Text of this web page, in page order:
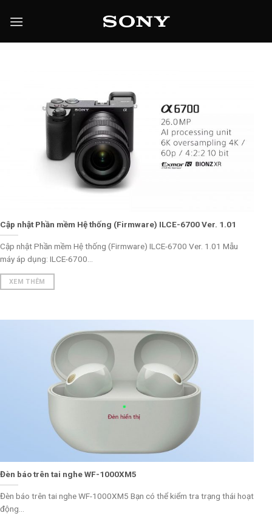
đến
Cập nhật Phần mềm Hệ thống (Firmware) ILCE-6700 Ver. 1.01
Cập nhật Phần mềm Hệ thống (Firmware) ILCE-6700 Ver. 1.01 Mẫu
máy áp dụng: ILCE-6700...
XEM THÊM
Đèn báo trên tai nghe WF-1000XM5
Đèn báo trên tai nghe WF-1000XM5 Bạn có thể kiểm tra trạng thái hoạt
động...